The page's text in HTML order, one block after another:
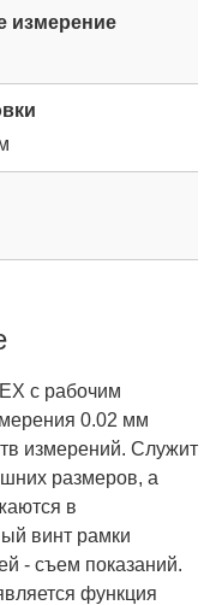
измерение
с рабочим
0.02 мм
измерений. Служит
размеров, а
в
винт рамки
- съем показаний.
функция